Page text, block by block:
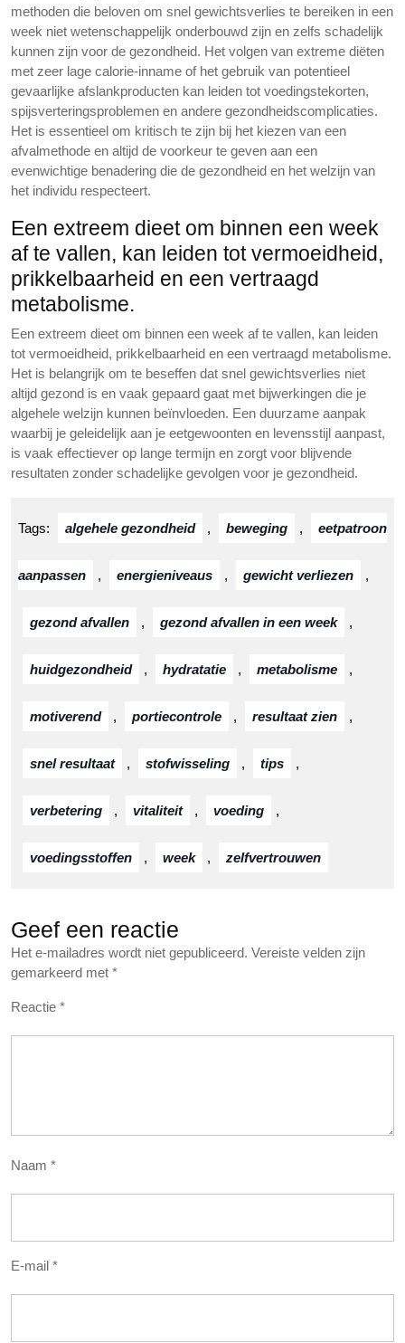
methoden die beloven om snel gewichtsverlies te bereiken in een
week niet wetenschappelijk onderbouwd zijn en zelfs schadelijk
kunnen zijn voor de gezondheid. Het volgen van extreme diëten
met zeer lage calorie-inname of het gebruik van potentieel
gevaarlijke afslankproducten kan leiden tot voedingstekorten,
spijsverteringsproblemen en andere gezondheidscomplicaties.
Het is essentieel om kritisch te zijn bij het kiezen van een
afvalmethode en altijd de voorkeur te geven aan een
evenwichtige benadering die de gezondheid en het welzijn van
het individu respecteert.
Een extreem dieet om binnen een week
af te vallen, kan leiden tot vermoeidheid,
prikkelbaarheid en een vertraagd
metabolisme.
Een extreem dieet om binnen een week af te vallen, kan leiden
tot vermoeidheid, prikkelbaarheid en een vertraagd metabolisme.
Het is belangrijk om te beseffen dat snel gewichtsverlies niet
altijd gezond is en vaak gepaard gaat met bijwerkingen die je
algehele welzijn kunnen beïnvloeden. Een duurzame aanpak
waarbij je geleidelijk aan je eetgewoonten en levensstijl aanpast,
is vaak effectiever op lange termijn en zorgt voor blijvende
resultaten zonder schadelijke gevolgen voor je gezondheid.
Tags: algehele gezondheid , beweging , eetpatroon
aanpassen , energieniveaus , gewicht verliezen ,
gezond afvallen , gezond afvallen in een week ,
huidgezondheid , hydratatie , metabolisme ,
motiverend , portiecontrole , resultaat zien ,
snel resultaat , stofwisseling , tips ,
verbetering , vitaliteit , voeding ,
voedingsstoffen , week , zelfvertrouwen
Geef een reactie
Het e-mailadres wordt niet gepubliceerd. Vereiste velden zijn
gemarkeerd met *
Reactie *
Naam *
E-mail *